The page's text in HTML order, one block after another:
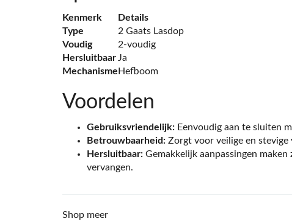
Kenmerk
Details
Type
2 Gaats Lasdop
Voudig
2-voudig
Hersluitbaar Ja
Mechanisme Hefboom
Voordelen
Gebruiksvriendelijk: Eenvoudig aan te sluiten
Betrouwbaarheid: Zorgt voor veilige en stevige
Hersluitbaar: Gemakkelijk aanpassingen
vervangen.
Shop meer